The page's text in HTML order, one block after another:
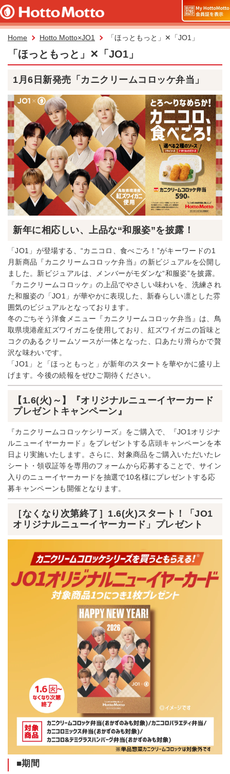
Home Hotto Motto×JO1 「ほっともっと」✕「JO1」
「ほっともっと」✕「JO1」
1月6日新発売「カニクリームコロッケ弁当」
新年に相応しい、上品な“和服姿”を披露！
「JO1」が登場する、“カニコロ、食べごろ！”がキーワードの1
月新商品『カニクリームコロッケ弁当』の新ビジュアルを公開し
ました。新ビジュアルは、メンバーがモダンな“和服姿”を披露。
『カニクリームコロッケ』の上品でやさしい味わいを、洗練され
た和服姿の「JO1」が華やかに表現した、新春らしい凛とした雰
囲気のビジュアルとなっております。
冬のごちそう洋食メニュー『カニクリームコロッケ弁当』は、鳥
取県境港産紅ズワイガニを使用しており、紅ズワイガニの旨味と
コクのあるクリームソースが一体となった、口あたり滑らかで贅
沢な味わいです。
「JO1」と「ほっともっと」が新年のスタートを華やかに盛り上
げます。今後の続報をぜひご期待ください。
【1.6(火)～】『オリジナルニューイヤーカード
プレゼントキャンペーン』
『カニクリームコロッケシリーズ』をご購入で、『JO1オリジナ
ルニューイヤーカード』をプレゼントする店頭キャンペーンを本
日より実施いたします。さらに、対象商品をご購入いただいたレ
シート・領収証等を専用のフォームから応募することで、サイン
入りのニューイヤーカードを抽選で10名様にプレゼントする応
募キャンペーンも開催となります。
［なくなり次第終了］1.6(火)スタート！「JO1
オリジナルニューイヤーカード」プレゼント
■期間